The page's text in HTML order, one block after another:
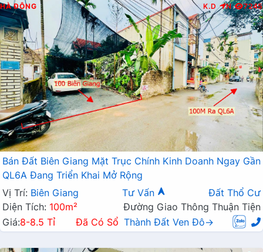
HÀ ĐÔNG K.D N 7245
Bán Đất Biên Giang Mặt Trục Chính Kinh Doanh Ngay Gần
QL6A Đang Triển Khai Mở Rộng
Vị Trí: Biên Giang Tư Vấn
Đất Thổ Cư
Diện Tích: 100m²
Đường Giao Thông Thuận Tiện
Giá:8-8.5 Tỉ Đã Có Sổ Thành Đất Ven Đô→